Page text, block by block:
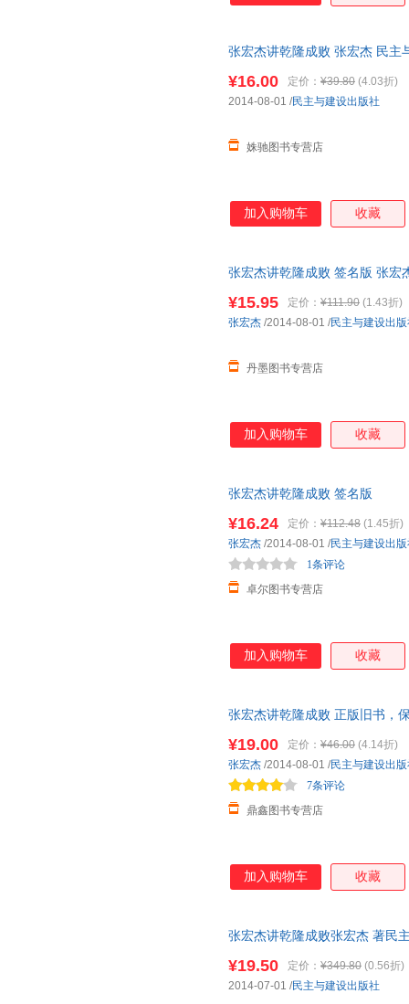
张宏杰讲乾隆成败 张宏杰 民主
¥16.00 定价： ¥39.80 (4.03折)
姝驰图书专营店
2014-08-01 /民主与建设出版社
加入购物车 收藏
张宏杰讲乾隆成败 签名版 张宏
¥15.95 定价： ¥111.90 (1.43折)
丹墨图书专营店
张宏杰 /2014-08-01 /民主与建设出
加入购物车 收藏
张宏杰讲乾隆成败 签名版
¥16.24 定价： ¥112.48 (1.45折)
卓尔图书专营店
1条评论
张宏杰 /2014-08-01 /民主与建设出
加入购物车 收藏
张宏杰讲乾隆成败 正版旧书，
¥19.00 定价： ¥46.00 (4.14折)
鼎鑫图书专营店
7条评论
张宏杰 /2014-08-01 /民主与建设出
加入购物车 收藏
张宏杰讲乾隆成败张宏杰 著民
¥19.50 定价： ¥349.80 (0.56折)
2014-07-01 /民主与建设出版社